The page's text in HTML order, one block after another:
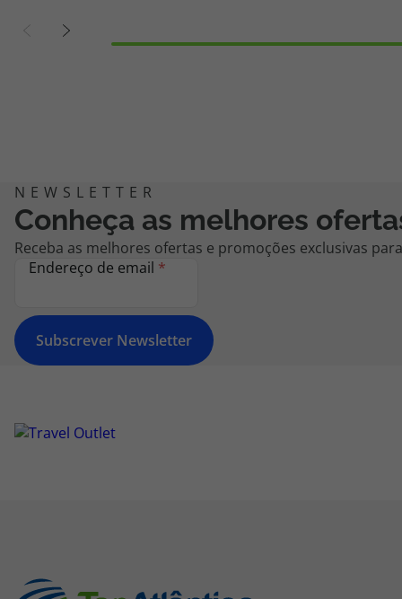
Conheça as melhores
Receba as melhores ofertas e promoções exclusivas
Endereço de email *
Subscrever Newsletter